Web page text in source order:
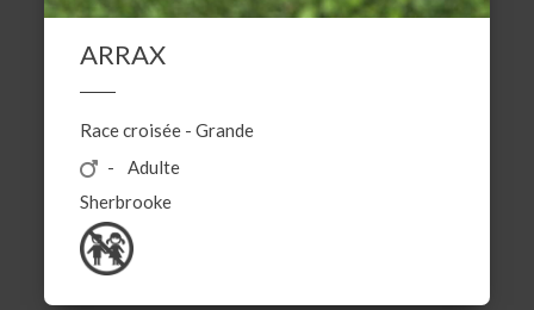
ARRAX
Race croisée -Grande
Adulte
Sherbrooke